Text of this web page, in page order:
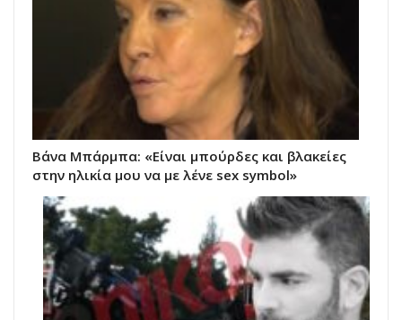
Βάνα Μπάρμπα: «Είναι μπούρδες και βλακείες
στην ηλικία μου να με λένε sex symbol»